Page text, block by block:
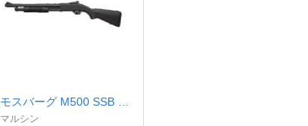
マルシン